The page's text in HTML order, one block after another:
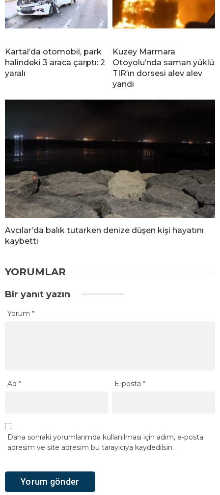
Kartal’da otomobil, park
halindeki 3 araca çarptı: 2
yaralı
Kuzey Marmara
Otoyolu’nda saman yüklü
TIR’ın dorsesi alev alev
yandı
Avcılar’da balık tutarken denize düşen kişi hayatını
kaybetti
YORUMLAR
Bir yanıt yazın
Yorum *
Ad * E-posta*
Daha sonraki yorumlarımda kullanılması için adım, e-posta
adresim ve site adresim bu tarayıcıya kaydedilsin.